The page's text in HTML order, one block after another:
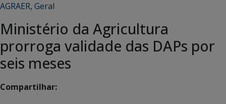
AGRAER, Geral
Ministério da Agricultura
prorroga validade das DAPs por
seis meses
Compartilhar: